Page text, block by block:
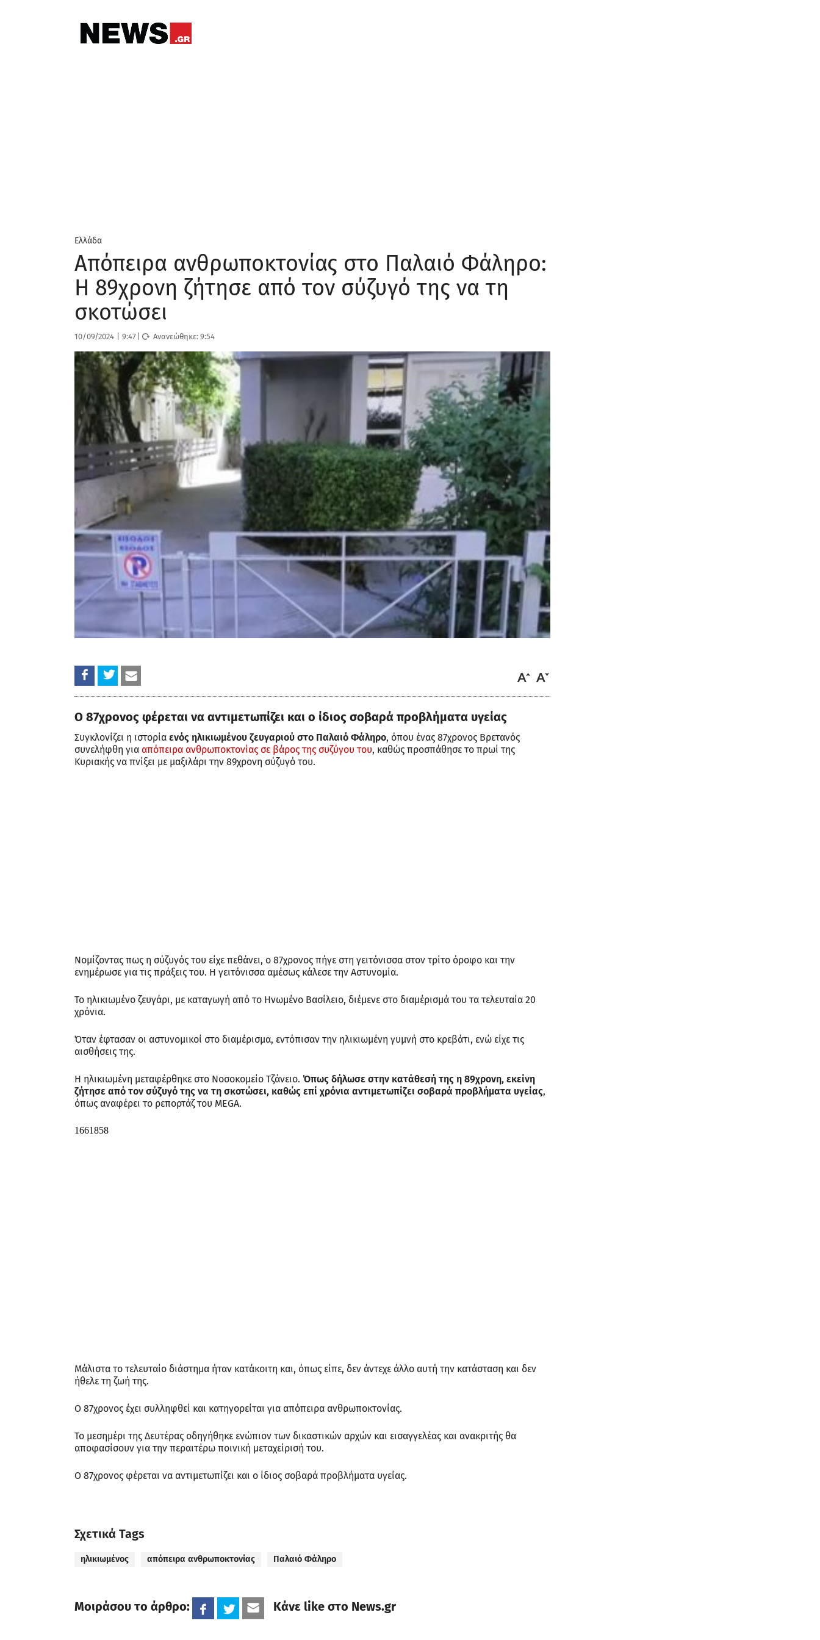
Ελλάδα
Απόπειρα ανθρωποκτονίας στο Παλαιό Φάληρο:
Η 89χρονη ζήτησε από τον σύζυγό της να τη
σκοτώσει
10/09/2024 9:47 Ανανεώθηκε:9:54
Ο 87χρονος φέρεται να αντιμετωπίζει και ο ίδιος σοβαρά προβλήματα υγείας
Συγκλονίζει η ιστορία ενός ηλικιωμένου ζευγαριού στο Παλαιό Φάληρο, όπου ένας 87χρονος Βρετανός
συνελήφθη για απόπειρα ανθρωποκτονίας σε βάρος της συζύγου του, καθώς προσπάθησε το πρωί της
Κυριακής να πνίξει με μαξιλάρι την 89χρονη σύζυγό του.
Νομίζοντας πως η σύζυγός του είχε πεθάνει, ο 87χρονος πήγε στη γειτόνισσα στον τρίτο όροφο και την
ενημέρωσε για τις πράξεις του. Η γειτόνισσα αμέσως κάλεσε την Αστυνομία.
Το ηλικιωμένο ζευγάρι, με καταγωγή από το Ηνωμένο Βασίλειο, διέμενε στο διαμέρισμά του τα τελευταία 20
χρόνια.
Όταν έφτασαν οι αστυνομικοί στο διαμέρισμα, εντόπισαν την ηλικιωμένη γυμνή στο κρεβάτι, ενώ είχε τις
αισθήσεις της.
Η ηλικιωμένη μεταφέρθηκε στο Νοσοκομείο Τζάνειο. Όπως δήλωσε στην κατάθεσή της η 89χρονη, εκείνη
ζήτησε από τον σύζυγό της να τη σκοτώσει, καθώς επί χρόνια αντιμετωπίζει σοβαρά προβλήματα υγείας,
όπως αναφέρει το ρεπορτάζ του MEGA.
Μάλιστα το τελευταίο διάστημα ήταν κατάκοιτη και, όπως είπε, δεν άντεχε άλλο αυτή την κατάσταση και δεν
ήθελε τη ζωή της.
Ο 87χρονος έχει συλληφθεί και κατηγορείται για απόπειρα ανθρωποκτονίας.
Το μεσημέρι της Δευτέρας οδηγήθηκε ενώπιον των δικαστικών αρχών και εισαγγελέας και ανακριτής θα
αποφασίσουν για την περαιτέρω ποινική μεταχείρισή του.
Ο 87χρονος φέρεται να αντιμετωπίζει και ο ίδιος σοβαρά προβλήματα υγείας.
Σχετικά Tags
ηλικιωμένος απόπειρα ανθρωποκτονίας Παλαιό Φάληρο
Μοιράσου το άρθρο: Κάνε like στο News.gr